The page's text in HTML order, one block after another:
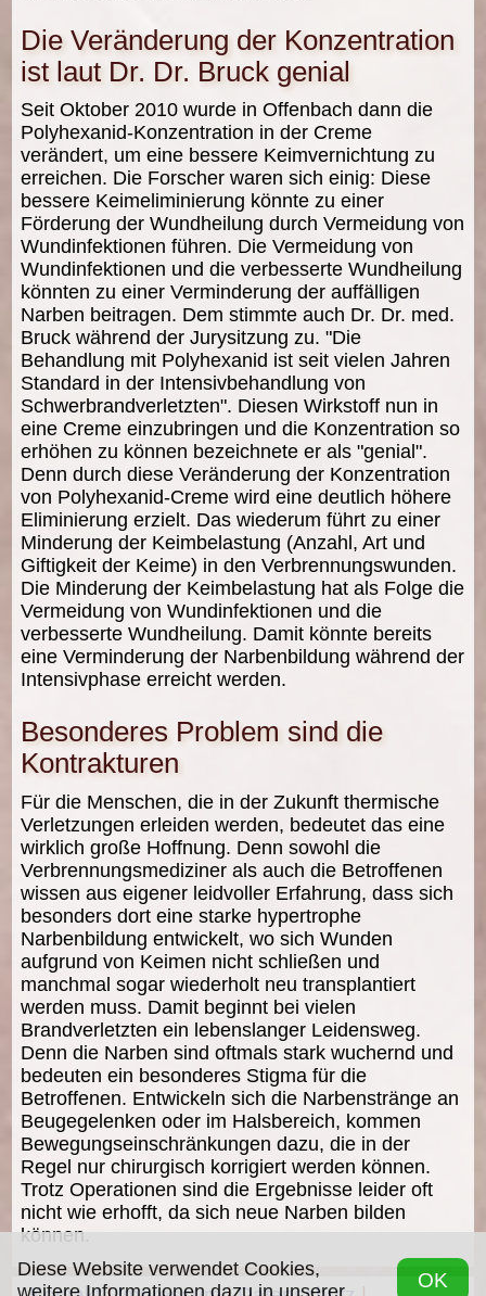
Die Veränderung der Konzentration
ist laut Dr. Dr. Bruck genial
Seit Oktober 2010 wurde in Offenbach dann die
Polyhexanid-Konzentration in der Creme
verändert, um eine bessere Keimvernichtung zu
erreichen. Die Forscher waren sich einig: Diese
bessere Keimeliminierung könnte zu einer
Förderung der Wundheilung durch Vermeidung von
Wundinfektionen führen. Die Vermeidung von
Wundinfektionen und die verbesserte Wundheilung
könnten zu einer Verminderung der auffälligen
Narben beitragen. Dem stimmte auch Dr. Dr. med.
Bruck während der Jurysitzung zu. "Die
Behandlung mit Polyhexanid ist seit vielen Jahren
Standard in der Intensivbehandlung von
Schwerbrandverletzten". Diesen Wirkstoff nun in
eine Creme einzubringen und die Konzentration so
erhöhen zu können bezeichnete er als "genial".
Denn durch diese Veränderung der Konzentration
von Polyhexanid-Creme wird eine deutlich höhere
Eliminierung erzielt. Das wiederum führt zu einer
Minderung der Keimbelastung (Anzahl, Art und
Giftigkeit der Keime) in den Verbrennungswunden.
Die Minderung der Keimbelastung hat als Folge die
Vermeidung von Wundinfektionen und die
verbesserte Wundheilung. Damit könnte bereits
eine Verminderung der Narbenbildung während der
Intensivphase erreicht werden.
Besonderes Problem sind die
Kontrakturen
Für die Menschen, die in der Zukunft thermische
Verletzungen erleiden werden, bedeutet das eine
wirklich große Hoffnung. Denn sowohl die
Verbrennungsmediziner als auch die Betroffenen
wissen aus eigener leidvoller Erfahrung, dass sich
besonders dort eine starke hypertrophe
Narbenbildung entwickelt, wo sich Wunden
aufgrund von Keimen nicht schließen und
manchmal sogar wiederholt neu transplantiert
werden muss. Damit beginnt bei vielen
Brandverletzten ein lebenslanger Leidensweg.
Denn die Narben sind oftmals stark wuchernd und
bedeuten ein besonderes Stigma für die
Betroffenen. Entwickeln sich die Narbenstränge an
Beugegelenken oder im Halsbereich, kommen
Bewegungseinschränkungen dazu, die in der
Regel nur chirurgisch korrigiert werden können.
Trotz Operationen sind die Ergebnisse leider oft
nicht wie erhofft, da sich neue Narben bilden
können.
OK
Diese Website verwendet Cookies,
weitere Informationen dazu in unserer